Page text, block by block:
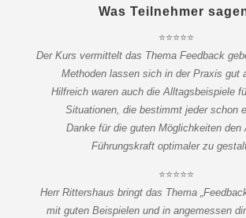
Was Teilnehmer
⭐⭐⭐⭐⭐
Der Kurs vermittelt das Thema Feedback
Methoden lassen sich in der Praxis gut
Hilfreich waren auch die Alltagsbeispiele
Situationen, die bestimmt jeder schon
Danke für die guten Möglichkeiten den
Führungskraft optimaler zu
⭐⭐⭐⭐⭐
Herr Rittershaus bringt das Thema
mit guten Beispielen und in angemessen